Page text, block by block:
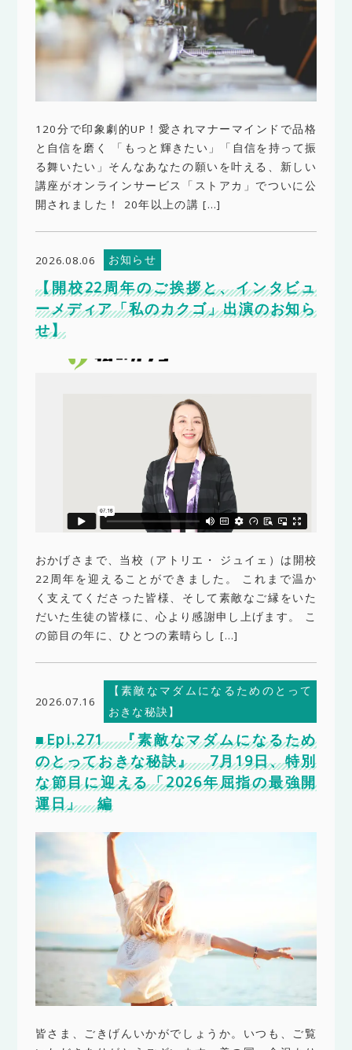
120分で印象劇的UP！愛されマナーマインドで品格
と自信を磨く 「もっと輝きたい」「自信を持って振
る舞いたい」そんなあなたの願いを叶える、新しい
講座がオンラインサービス「ストアカ」でついに公
開されました！ 20年以上の講 […]
2026.08.06 お知らせ
【開校22周年のご挨拶と、インタビュ
ーメディア「私のカクゴ」出演のお知ら
せ】
おかげさまで、当校（アトリエ・ ジュイェ）は開校
22周年を迎えることができました。 これまで温か
く支えてくださった皆様、そして素敵なご縁をいた
だいた生徒の皆様に、心より感謝申し上げます。 こ
の節目の年に、ひとつの素晴らし […]
2026.07.16
【素敵なマダムになるためのとって
おきな秘訣】
■Epi.271 『素敵なマダムになるため
のとっておきな秘訣』 7月19日、特別
な節目に迎える「2026年屈指の最強開
運日」 編
皆さま、ごきげんいかがでしょうか。いつも、ご覧